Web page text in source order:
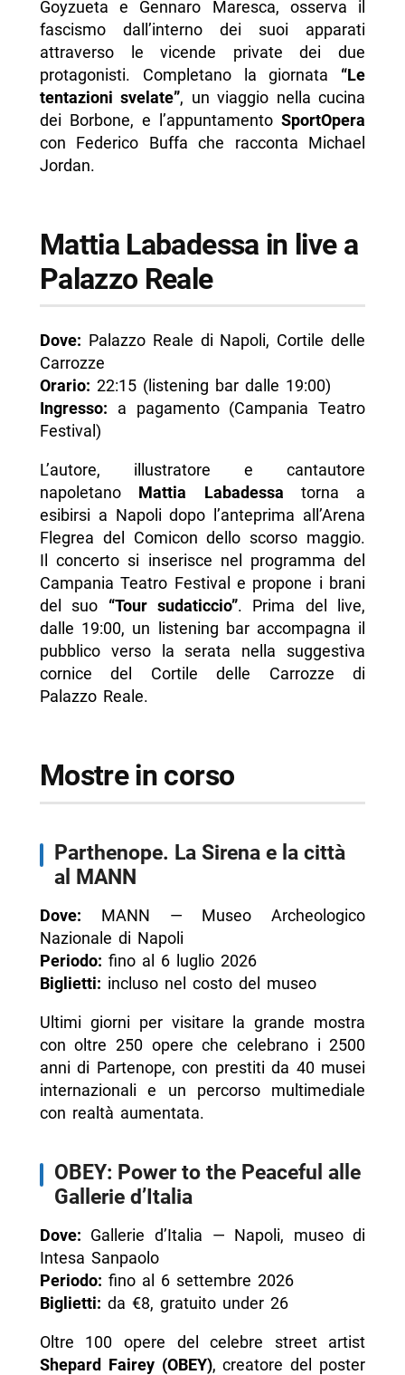
Goyzueta e Gennaro Maresca, osserva il
fascismo dall’interno dei suoi apparati
attraverso le vicende private dei due
protagonisti. Completano la giornata “Le
tentazioni svelate”, un viaggio nella cucina
dei Borbone, e l’appuntamentoSportOpera
con Federico Buffa che racconta Michael
Jordan.
Mattia Labadessa in live a
Palazzo Reale
Dove: Palazzo Reale di Napoli, Cortile delle
Carrozze
Orario: 22:15 (listening bar dalle 19:00)
Ingresso: a pagamento (Campania Teatro
Festival)
L’autore, illustratore e cantautore
napoletano Mattia Labadessa torna a
esibirsi a Napoli dopo l’anteprima all’Arena
Flegrea del Comicon dello scorso maggio.
Il concerto si inserisce nel programma del
Campania Teatro Festival e propone i brani
del suo “Tour sudaticcio”. Prima del live,
dalle 19:00, un listening bar accompagna il
pubblico verso la serata nella suggestiva
cornice del Cortile delle Carrozze di
Palazzo Reale.
Mostre in corso
Parthenope. La Sirena e la città
al MANN
Dove: MANN — Museo Archeologico
Nazionale di Napoli
Periodo: fino al 6 luglio 2026
Biglietti: incluso nel costo del museo
Ultimi giorni per visitare la grande mostra
con oltre 250 opere che celebrano i 2500
anni di Partenope, con prestiti da 40 musei
internazionali e un percorso multimediale
con realtà aumentata.
OBEY: Power to the Peaceful alle
Gallerie d’Italia
Dove: Gallerie d’Italia — Napoli, museo di
Intesa Sanpaolo
Periodo: fino al 6 settembre 2026
Biglietti: da €8, gratuito under 26
Oltre 100 opere del celebre street artist
Shepard Fairey (OBEY), creatore del poster